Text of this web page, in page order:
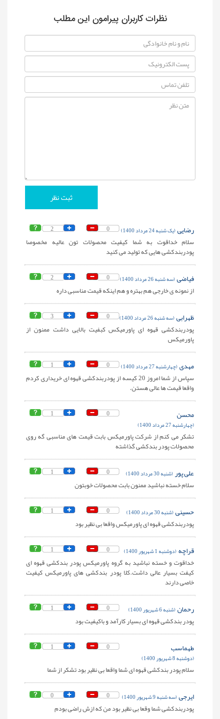
نظرات کاربران پیرامون این مطلب
2 0 رضایی(یک شنبه 24 مرداد 1400)
سلام خداقوت به شما کیفیت محصولات تون عالیه مخصوصا
پودربندکشی هایی که تولید می کنید
2 0 فیاضی(سه شنبه 26 مرداد 1400)
از نمونه ی خارجی هم بهتره و هم اینکه قیمت مناسبی داره
3 0 ظهرابی(سه شنبه 26 مرداد 1400)
پودربندکشی قهوه ای پاورمیکس کبفیت بالایی داشت ممنون از
پاورمیکس
1 0 مهدی(چهارشنبه 27 مرداد 1400)
سپاس از شما امروز 20 کیسه از پودربندکشی قهوه ای خریداری کردم
واقعا قیمت ها عالی هستن.
1 0 محسن
(چهارشنبه 27 مرداد 1400)
تشکر می کنم از شرکت پاورمیکس بابت قیمت های مناسبی گه روی
محصولات پودر بندکشی گذاشته
1 0 علی پور(شنبه 30 مرداد 1400)
سلام خسته نباشید ممنون بابت محصولات خوبتون
1 0 حسینی(شنبه 30 مرداد 1400)
پودربندکشی قهوه ای پاورمیکس واقعا بی نظیر بود
1 0 قراچه (دوشنبه 1 شهریور 1400)
خداقوت و خسته نباشید به گروه پاورمیکس پودر بندکشی قهوه ای
کیفت بسیار عالی داشت.کلا پودر بندکشی های پاورمیکس کیفیت
خاصی دارند
1 0 رحمان(شنبه 6 شهریور 1400)
پودر بندکشی قهوه ای بسیار کارآمد و باکیفیت بود
1 0 طهماسب
(دوشنبه 8 شهریور 1400)
سلام پودر بندکشی قهوه ای شما واقعا بی نظیر بود تشکر از شما
0 0 ایرجی(سه شنبه 9 شهریور 1400)
پودربندکشی شما وقعا بی نظیر بود من که ازش راضی بودم